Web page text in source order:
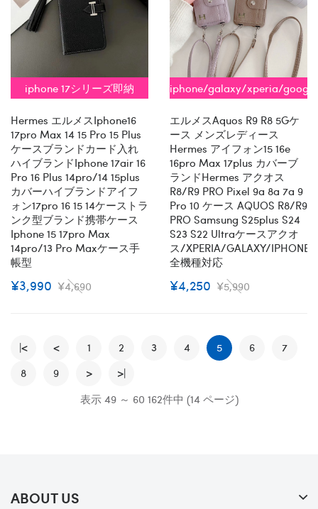
iphone 17シリーズ即納
Hermes エルメスiphone16
17pro Max 14 15 Pro 15 Plus
ケースブランドカード入れ
ハイブランドiphone 17air 16
Pro 16 Plus 14pro/14 15plus
カバーハイブランドアイフ
ォン17pro 16 15 14ケーストラ
ンク型ブランド携帯ケース
Iphone 15 17pro Max
14pro/13 Pro Maxケース手
帳型
¥3,990 ¥4,690
iphone/galaxy/xperia/
エルメスaquos R9 R8 5Gケ
ース メンズレディース
Hermes アイフォン15 16e
16pro Max 17plus カバーブ
ランドHermes アクオス
R8/R9 PRO Pixel 9a 8a 7a 9
Pro 10 ケース AQUOS R8/R9
PRO Samsung S25plus S24
S23 S22 Ultraケースアクオ
ス/XPERIA/GALAXY/IPHONE
全機種対応
¥4,250 ¥5,990
|< < 1 2 3 4 5 6
7
8
9 >
>|
表示 49 ～ 60 162件中 (14 ページ)
ABOUT US